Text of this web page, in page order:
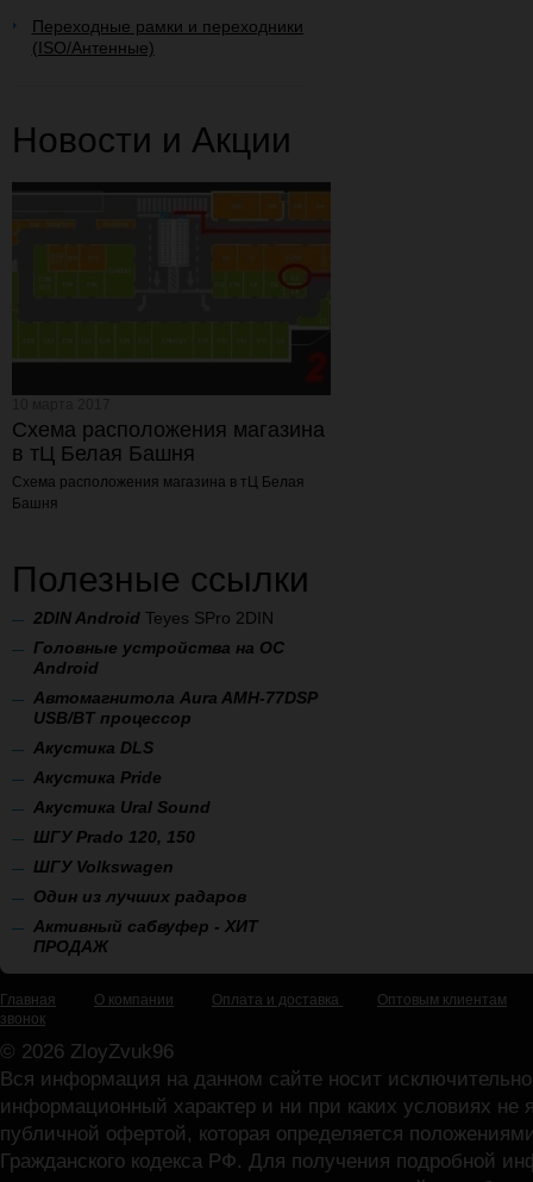
Переходные рамки и переходники
(ISO/Антенные)
Новости и Акции
Схема расположения магазина
в тЦ Белая Башня
Схема расположения магазина в тЦ Белая
Башня
Полезные ссылки
2DIN Android Teyes SPro 2DIN
Головные устройства на ОС
Android
Автомагнитола Aura AMH-77DSP
USB/BT процессор
Акустика DLS
Акустика Pride
Акустика Ural Sound
ШГУ Prado 120, 150
ШГУ Volkswagen
Один из лучших радаров
Активный сабвуфер - ХИТ
ПРОДАЖ
Главная О компании Оплата и доставка
Оптовым клиентам
звонок
© 2026 ZloyZvuk96
Вся информация на данном сайте носит исключительно
информационный характер и ни при каких условиях не
публичной офертой, которая определяется
Гражданского кодекса РФ. Для получения подробной